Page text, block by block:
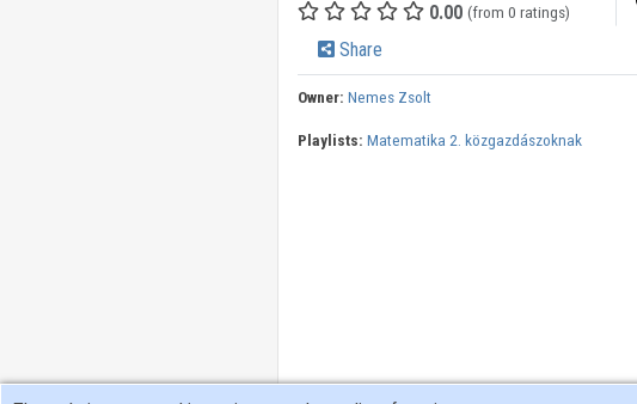
0.00 (from 0 ratings)
Share
Owner: Nemes Zsolt
Playlists: Matematika 2. közgazdászoknak